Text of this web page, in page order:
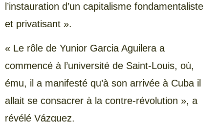
l’instauration d’un capitalisme fondamentaliste
et privatisant ».
« Le rôle de Yunior Garcia Aguilera a
commencé à l’université de Saint-Louis, où,
ému, il a manifesté qu’à son arrivée à Cuba il
allait se consacrer à la contre-révolution », a
révélé Vázquez.